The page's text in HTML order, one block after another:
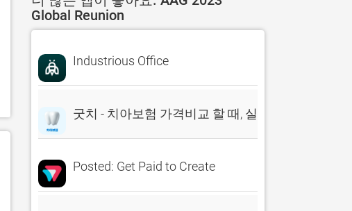
Global Reunion
Industrious Office
굿치 - 치아보험 가격비교 할 때, 실시간 비교견적 앱
Posted: Get Paid to Create